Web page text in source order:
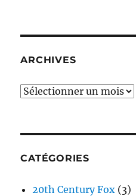
ARCHIVES
Archives
CATÉGORIES
20th Century Fox (3)